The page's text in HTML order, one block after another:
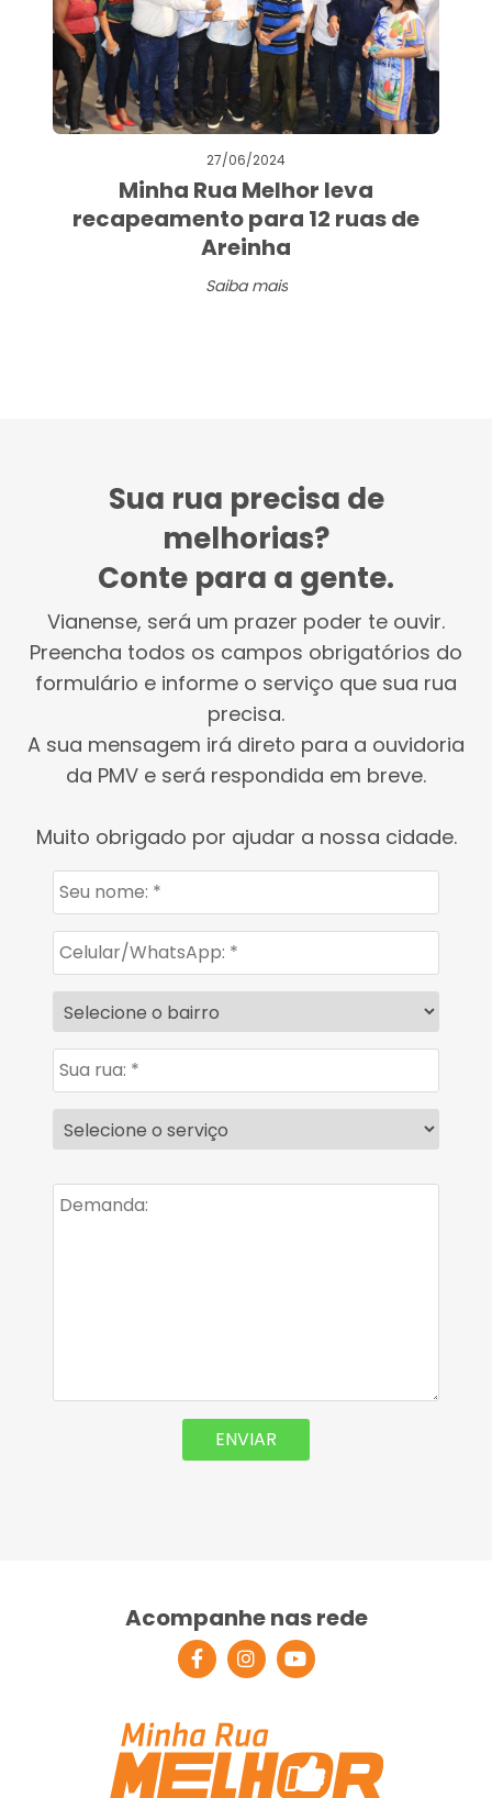
27/06/2024
Minha Rua Melhor leva
recapeamento para 12 ruas de
Areinha
Saiba mais
Sua rua precisa de
melhorias?
Conte para a gente.
Vianense, será um prazer poder te ouvir.
Preencha todos os campos obrigatórios do
formulário e informe o serviço que sua rua
precisa.
A sua mensagem irá direto para a ouvidoria
da PMV e será respondida em breve.
Muito obrigado por ajudar a nossa cidade.
Acompanhe nas rede